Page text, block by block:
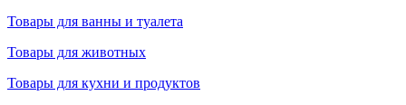
Товары для ванны и туалета
Товары для животных
Товары для кухни и продуктов